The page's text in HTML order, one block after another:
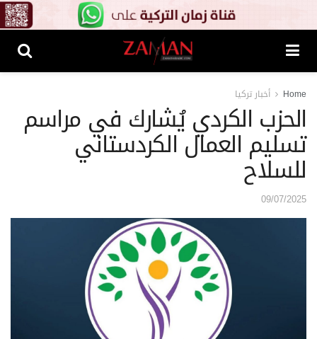
Home أخبار تركيا
الحزب الكردي يُشارك في مراسم
تسليم العمال الكردستاني
للسلاح
09/07/2025